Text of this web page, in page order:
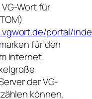
Wort für
portal/
für den
Internet.
der VG-
können,